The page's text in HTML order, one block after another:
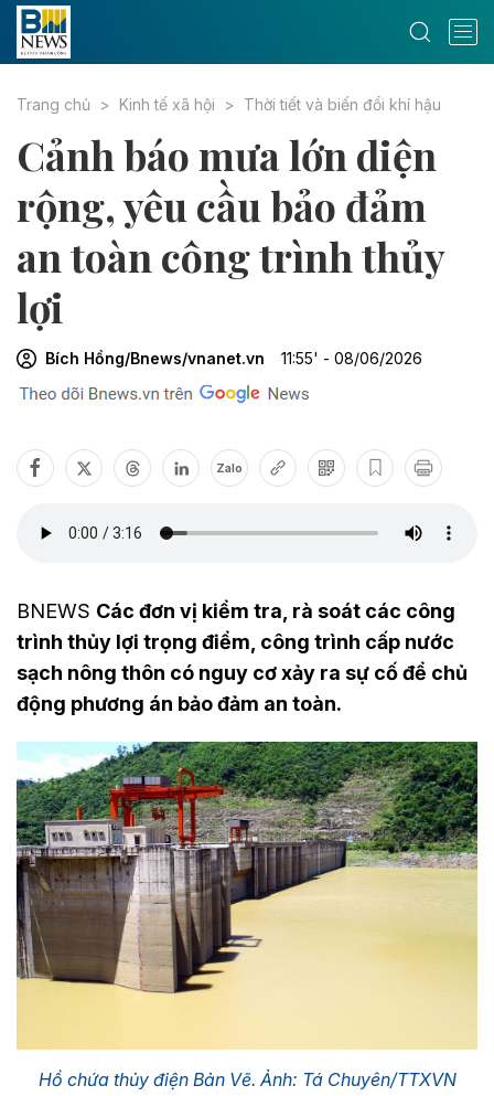
Trang chủ Kinh tế xã hội Thời tiết và biến đổi khí hậu
Cảnh báo mưa lớn diện
rộng, yêu cầu bảo đảm
an toàn công trình thủy
lợi
Bích Hồng/Bnews/vnanet.vn 11:55' - 08/06/2026
Zalo
BNEWS Các đơn vị kiểm tra, rà soát các công
trình thủy lợi trọng điểm, công trình cấp nước
sạch nông thôn có nguy cơ xảy ra sự cố để chủ
động phương án bảo đảm an toàn.
Hồ chứa thủy điện Bản Vẽ. Ảnh: Tá Chuyên/TTXVN